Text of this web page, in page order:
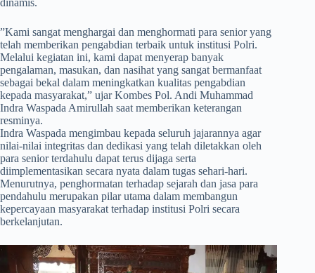
​”Kami sangat menghargai dan menghormati para senior yang
telah memberikan pengabdian terbaik untuk institusi Polri.
Melalui kegiatan ini, kami dapat menyerap banyak
pengalaman, masukan, dan nasihat yang sangat bermanfaat
sebagai bekal dalam meningkatkan kualitas pengabdian
kepada masyarakat,” ujar Kombes Pol. Andi Muhammad
Indra Waspada Amirullah saat memberikan keterangan
resminya.
​Indra Waspada mengimbau kepada seluruh jajarannya agar
nilai-nilai integritas dan dedikasi yang telah diletakkan oleh
para senior terdahulu dapat terus dijaga serta
diimplementasikan secara nyata dalam tugas sehari-hari.
Menurutnya, penghormatan terhadap sejarah dan jasa para
pendahulu merupakan pilar utama dalam membangun
kepercayaan masyarakat terhadap institusi Polri secara
berkelanjutan.